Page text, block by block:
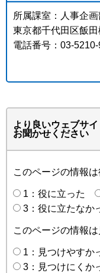
所属課室：人事企
東京都千代田区飯田
電話番号：03-
より良いウェブサ
お聞かせください
このページの情報
1：役に立った
3：役に立たなか
このページの情報
1：見つけやすか
3：見つけにくか